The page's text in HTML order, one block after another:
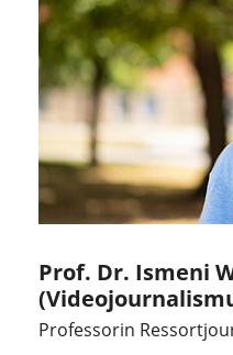
Prof. Dr. Ismeni
Professorin